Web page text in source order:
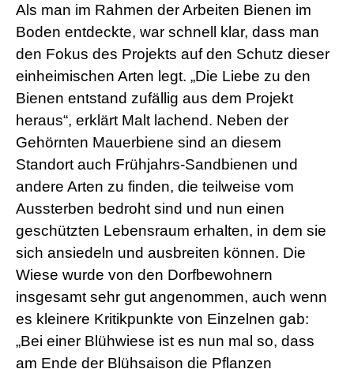
Als man im Rahmen der Arbeiten Bienen im
Boden entdeckte, war schnell klar, dass man
den Fokus des Projekts auf den Schutz dieser
einheimischen Arten legt. „Die Liebe zu den
Bienen entstand zufällig aus dem Projekt
heraus“, erklärt Malt lachend. Neben der
Gehörnten Mauerbiene sind an diesem
Standort auch Frühjahrs-Sandbienen und
andere Arten zu finden, die teilweise vom
Aussterben bedroht sind und nun einen
geschützten Lebensraum erhalten, in dem sie
sich ansiedeln und ausbreiten können. Die
Wiese wurde von den Dorfbewohnern
insgesamt sehr gut angenommen, auch wenn
es kleinere Kritikpunkte von Einzelnen gab:
„Bei einer Blühwiese ist es nun mal so, dass
am Ende der Blühsaison die Pflanzen